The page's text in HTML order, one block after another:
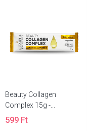
Beauty Collagen
Complex 15g -...
599 Ft